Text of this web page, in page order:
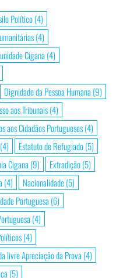
Político(4)
(4)
Cigana (4)
Dignidade da Pessoa Humana (9)
aos Tribunais(4)
aos Cidadãos Portugueses(4)
(4) Estatuto de Refugiado(5)
Cigana (9) Extradição(5)
(4) Nacionalidade(5)
Portuguesa (6)
(4)
(4)
livre Apreciação da Prova (4)
(5)